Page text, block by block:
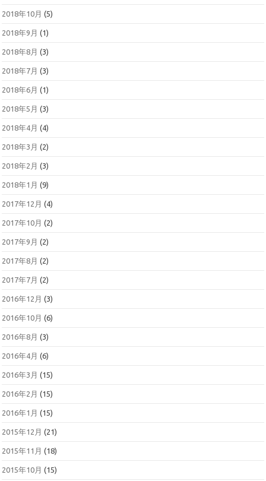
2018年10月 (5)
2018年9月 (1)
2018年8月 (3)
2018年7月 (3)
2018年6月 (1)
2018年5月 (3)
2018年4月 (4)
2018年3月 (2)
2018年2月 (3)
2018年1月 (9)
2017年12月 (4)
2017年10月 (2)
2017年9月 (2)
2017年8月 (2)
2017年7月 (2)
2016年12月 (3)
2016年10月 (6)
2016年8月 (3)
2016年4月 (6)
2016年3月 (15)
2016年2月 (15)
2016年1月 (15)
2015年12月 (21)
2015年11月 (18)
2015年10月 (15)